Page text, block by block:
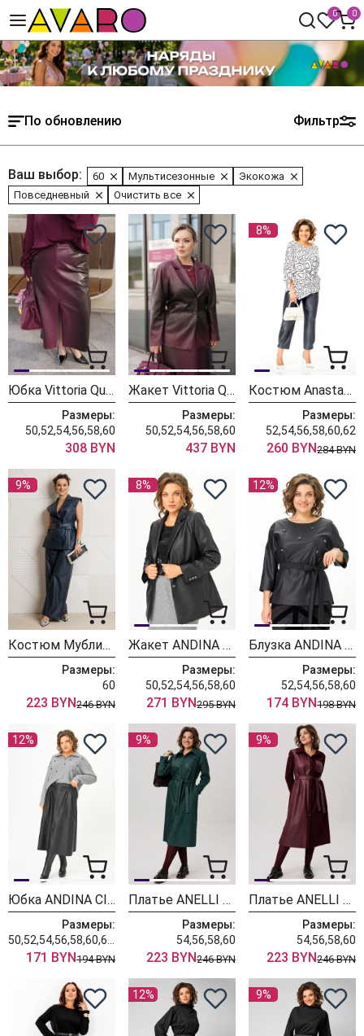
0 0
По обновлению Фильтр
Ваш выбор: 60 Мультисезонные
Экокожа
Повседневный
Очистить все
Юбка Vittoria Queen 29783 бордо градиент
Размеры:
50,52,54,56,58,60
308 BYN
Жакет Vittoria Queen 29773 бордо градиент
Размеры:
50,52,54,56,58,60
437 BYN
8%
Костюм Anastasia 1343
Размеры:
52,54,56,58,60,62
260 BYN284 BYN
9%
Костюм Мублиз 305 синий
Размеры:
60
223 BYN246 BYN
8%
Жакет ANDINA CITY 4019-25 черный
Размеры:
50,52,54,56,58,60
271 BYN295 BYN
12%
Блузка ANDINA CITY 5048-25 черный
Размеры:
52,54,56,58,60
174 BYN198 BYN
12%
Юбка ANDINA CITY 1022-25
Размеры:
171 BYN194 BYN
9%
Платье ANELLI LAUREL 1726 яблочный трайфл
Размеры:
54,56,58,60
223 BYN246 BYN
9%
Платье ANELLI LAUREL 1726 вишневый парфе
Размеры:
54,56,58,60
223 BYN246 BYN
12% 9%